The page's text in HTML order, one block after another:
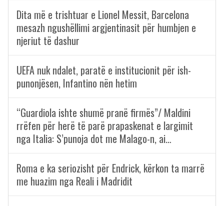
Dita më e trishtuar e Lionel Messit, Barcelona
mesazh ngushëllimi argjentinasit për humbjen e
njeriut të dashur
UEFA nuk ndalet, paratë e institucionit për ish-
punonjësen, Infantino nën hetim
“Guardiola ishte shumë pranë firmës”/ Maldini
rrëfen për herë të parë prapaskenat e largimit
nga Italia: S’punoja dot me Malago-n, ai…
Roma e ka seriozisht për Endrick, kërkon ta marrë
me huazim nga Reali i Madridit